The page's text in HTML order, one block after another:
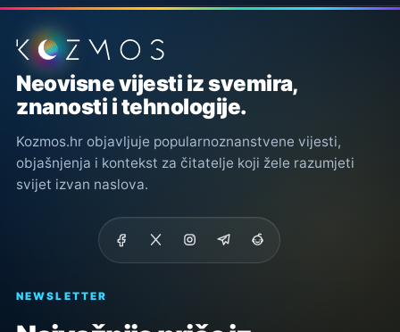
Podnožje stranice
Neovisne vijesti iz svemira,
znanosti i tehnologije.
Kozmos.hr objavljuje popularnoznanstvene vijesti,
objašnjenja i kontekst za čitatelje koji žele razumjeti
svijet izvan naslova.
NEWSLETTER